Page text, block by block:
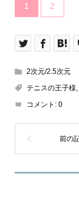
1 2
2次元/2.5次元
テニスの王子様,
コメント: 0